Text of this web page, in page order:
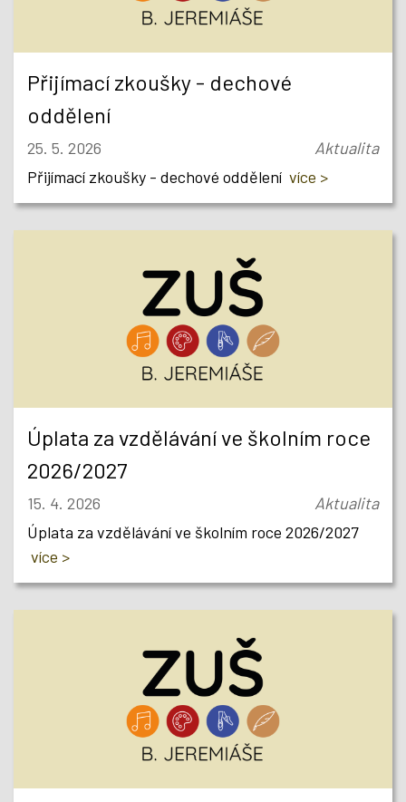
Přijímací zkoušky - dechové
oddělení
25. 5. 2026
Aktualita
Přijímací zkoušky - dechové oddělení více >
Úplata za vzdělávání ve školním roce
2026/2027
15. 4. 2026
Aktualita
Úplata za vzdělávání ve školním roce 2026/2027
více >